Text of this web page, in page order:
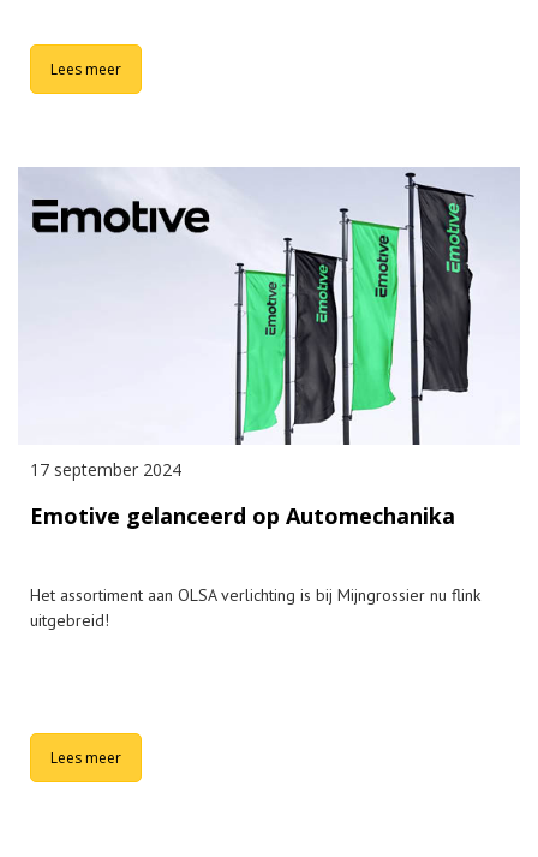
Lees meer
17 september 2024
Emotive gelanceerd op Automechanika
Het assortiment aan OLSA verlichting is bij Mijngrossier nu flink
uitgebreid!
Lees meer